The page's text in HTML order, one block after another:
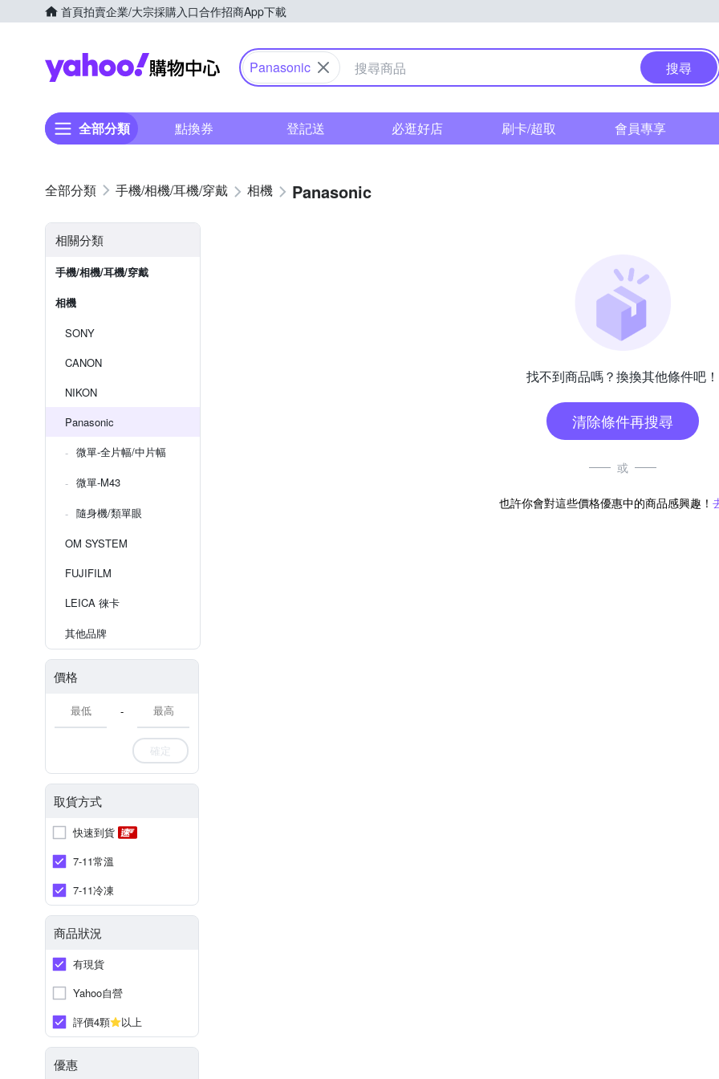
首頁拍賣企業/大宗採購入口合作招商App下載
Yahoo購物中心
Panasonic 搜尋
全部分類 點換券 登記送 必逛好店 刷卡/超取 會員專享
手機/相機/耳機/穿戴 相機 Panasonic
相關分類
手機/相機/耳機/穿戴
相機
SONY
CANON
NIKON
Panasonic
微單-全片幅/中片幅
微單-M43
隨身機/類單眼
OM SYSTEM
FUJIFILM
LEICA 徠卡
其他品牌
價格
-
確定
取貨方式
快速到貨
7-11常溫
7-11冷凍
商品狀況
有現貨
Yahoo自營
評價4顆
以上
優惠
找不到商品嗎？換換其他條件吧！
清除條件再搜尋
或
也許你會對這些價格優惠中的商品感興趣！